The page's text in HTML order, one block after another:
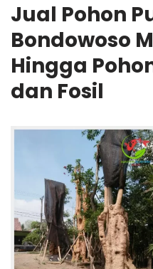
Jual Pohon
Bondowoso
Hingga
dan Fosil